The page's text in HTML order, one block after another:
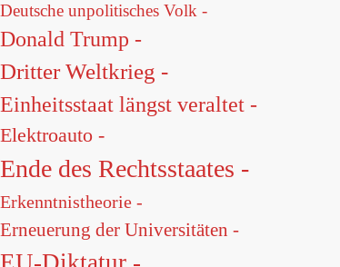
Deutsche unpolitisches Volk -
Donald Trump -
Dritter Weltkrieg -
Einheitsstaat längst veraltet -
Elektroauto -
Ende des Rechtsstaates -
Erkenntnistheorie -
Erneuerung der Universitäten -